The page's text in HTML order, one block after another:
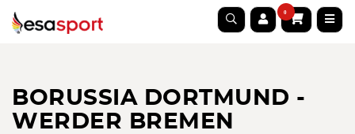
0
BORUSSIA DORTMUND -
WERDER BREMEN